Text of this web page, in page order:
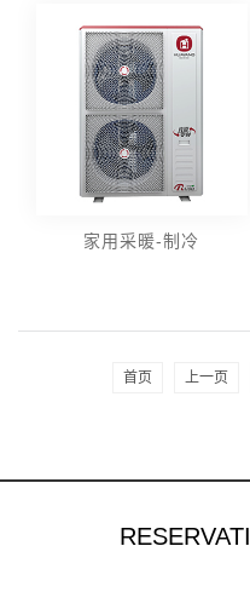
家用采暖-制冷
首页 上一页